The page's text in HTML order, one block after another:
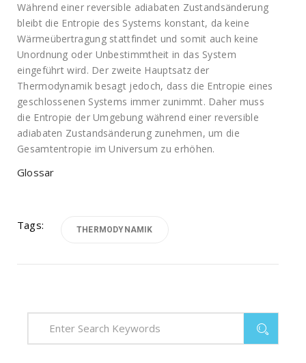
Während einer reversible adiabaten Zustandsänderung
bleibt die Entropie des Systems konstant, da keine
Wärmeübertragung stattfindet und somit auch keine
Unordnung oder Unbestimmtheit in das System
eingeführt wird. Der zweite Hauptsatz der
Thermodynamik besagt jedoch, dass die Entropie eines
geschlossenen Systems immer zunimmt. Daher muss
die Entropie der Umgebung während einer reversible
adiabaten Zustandsänderung zunehmen, um die
Gesamtentropie im Universum zu erhöhen.
Glossar
Tags: THERMODYNAMIK